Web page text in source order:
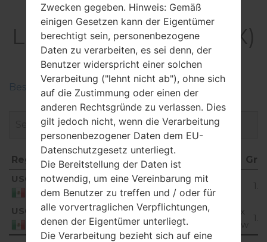
Firmware
LGH631MX(LGH631MX)
akaLG G Stylo
Beschreiben Sie die Regionen der LG-Firmwaren
Region Dateiname
Region
Dateiname OS
USC
Mexico
H63110b_00_1203.kdz Unknown
USC
Mexico
H631MX20a_00_0919.kdz Android 6.0.x
Marshmallow
Zwecken gegeben. Hinweis: Gemäß
einigen Gesetzen kann der Eigentümer
berechtigt sein, personenbezogene
Daten zu verarbeiten, es sei denn, der
Benutzer widerspricht einer solchen
Verarbeitung ("lehnt nicht ab"), ohne sich
auf die Zustimmung oder einen der
anderen Rechtsgründe zu verlassen. Dies
gilt jedoch nicht, wenn die Verarbeitung
personenbezogener Daten dem EU-
Datenschutzgesetz unterliegt.
Die Bereitstellung der Daten ist
notwendig, um eine Vereinbarung mit
dem Benutzer zu treffen und / oder für
alle vorvertraglichen Verpflichtungen,
denen der Eigentümer unterliegt.
Die Verarbeitung bezieht sich auf eine